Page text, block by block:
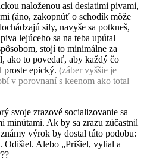
naloženou asi desiatimi pivami,
(áno, zakopnúť o schodík môže
sily, navyše sa potkneš,
lejúceho sa na teba upútal
stojí to minimálne za
ako to povedať, aby každý čo
epický. (záber vyššie je
v porovnaní s keenom ako total
svoje zrazové socializovanie sa
minútami. Ak by sa zrazu zúčastnil
výrok by dostal túto podobu:
Odišiel. Alebo „Prišiel, vylial a